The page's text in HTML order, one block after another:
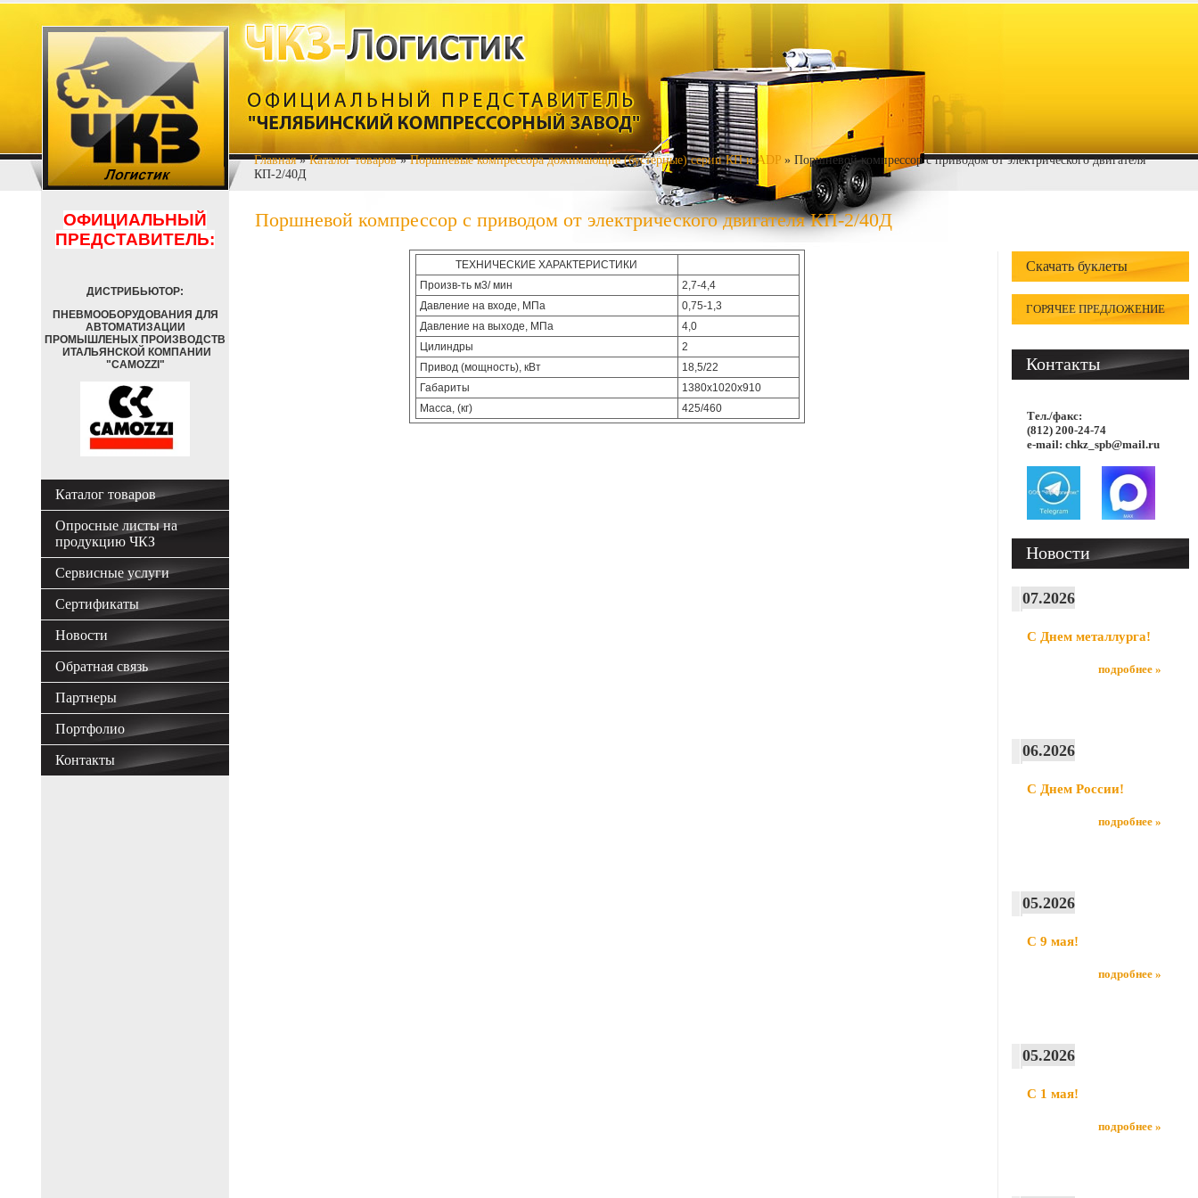
Главная»Каталог товаров»Поршневые компрессора дожимающие (бустерные) серии КП и ADP » Поршневой компрессор с приводом от электрического двигателя
КП-2/40Д
ОФИЦИАЛЬНЫЙ
ПРЕДСТАВИТЕЛЬ:
ДИСТРИБЬЮТОР:
ПНЕВМООБОРУДОВАНИЯ ДЛЯ
АВТОМАТИЗАЦИИ
ПРОМЫШЛЕНЫХ ПРОИЗВОДСТВ
ИТАЛЬЯНСКОЙ КОМПАНИИ
"CAMOZZI"
Каталог товаров
Опросные листы на
продукцию ЧКЗ
Сервисные услуги
Сертификаты
Новости
Обратная связь
Партнеры
Портфолио
Контакты
Поршневой компрессор с приводом от электрического двигателя КП-2/40Д
ТЕХНИЧЕСКИЕ ХАРАКТЕРИСТИКИ
Произв-ть м3/ мин
2,7-4,4
Давление на входе, МПа
0,75-1,3
Давление на выходе, МПа
4,0
Цилиндры
2
Привод (мощность), кВт
18,5/22
Габариты
1380х1020х910
Масса, (кг)
425/460
Скачать буклеты
ГОРЯЧЕЕ ПРЕДЛОЖЕНИЕ
Контакты
Тел./факс:
(812) 200-24-74
e-mail: chkz_spb@mail.ru
Новости
07.2026
С Днем металлурга!
подробнее »
06.2026
С Днем России!
подробнее »
05.2026
С 9 мая!
подробнее »
05.2026
С 1 мая!
подробнее »